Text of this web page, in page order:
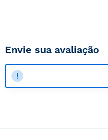
Envie sua avaliação